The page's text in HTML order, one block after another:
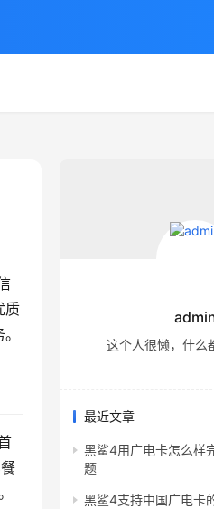
质
这个人很懒，什么
最近文章
黑鲨4用广电卡怎么样
题
黑鲨4支持中国广电卡